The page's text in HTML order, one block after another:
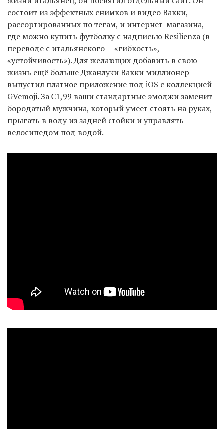
состоит из эффектных снимков и видео Вакки,
рассортированных по тегам, и интернет-магазина,
где можно купить футболку с надписью Resilienza (в
переводе с итальянского — «гибкость»,
«устойчивость»). Для желающих добавить в свою
жизнь ещё больше Джанлуки Вакки миллионер
выпустил платное приложение под iOS с коллекцией
GVemoji. За €1,99 ваши стандартные эмоджи заменит
бородатый мужчина, который умеет стоять на руках,
прыгать в воду из задней стойки и управлять
велосипедом под водой.